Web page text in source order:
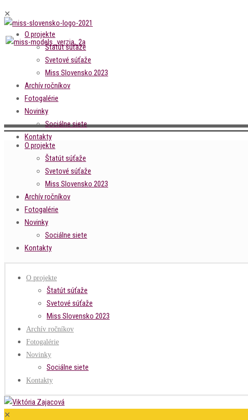
✕
O projekte
Štatút súťaže
Svetové súťaže
Miss Slovensko 2023
Archív ročníkov
Fotogalérie
Novinky
Sociálne siete
Kontakty
O projekte
Štatút súťaže
Svetové súťaže
Miss Slovensko 2023
Archív ročníkov
Fotogalérie
Novinky
Sociálne siete
Kontakty
O projekte
Štatút súťaže
Svetové súťaže
Miss Slovensko 2023
Archív ročníkov
Fotogalérie
Novinky
Sociálne siete
Kontakty
✕